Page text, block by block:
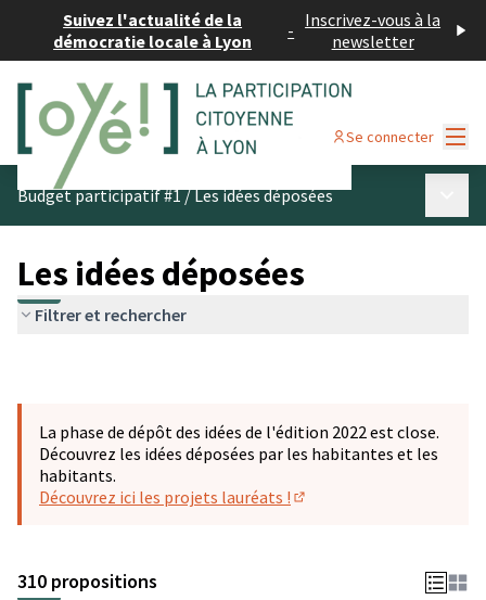
Suivez l'actualité de la
démocratie locale à Lyon
- Inscrivez-vous à la
newsletter
Se connecter
Budget participatif #1/Les idées déposées
Les idées déposées
Filtrer et rechercher
La phase de dépôt des idées de l'édition 2022 est close.
Découvrez les idées déposées par les habitantes et les
habitants.
Découvrez ici les projets lauréats !
310 propositions